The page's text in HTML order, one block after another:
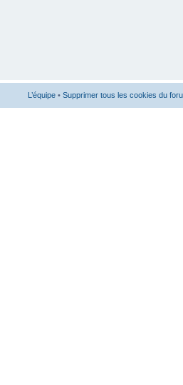
L’équipe • Supprimer tous les cookies du